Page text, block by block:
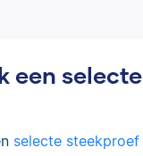
een selecte
selecte steekproef